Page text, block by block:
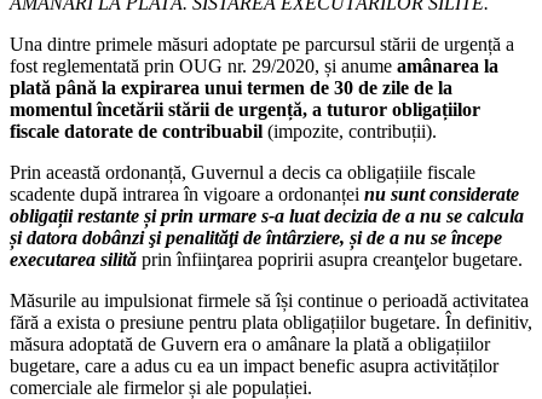
Una dintre primele măsuri adoptate pe parcursul stării de urgență a
fost reglementată prin OUG nr. 29/2020, și anume amânarea la
plată până la expirarea unui termen de 30 de zile de la
momentul încetării stării de urgență, a tuturor obligațiilor
fiscale datorate de contribuabil (impozite, contribuții).
Prin această ordonanță, Guvernul a decis ca obligațiile fiscale
scadente după intrarea în vigoare a ordonanței nu sunt considerate
obligații restante și prin urmare s-a luat decizia de a nu se calcula
și datora dobânzi şi penalităţi de întârziere, și de a nu se începe
executarea silită prin înfiinţarea popririi asupra creanţelor bugetare.
Măsurile au impulsionat firmele să își continue o perioadă activitatea
fără a exista o presiune pentru plata obligațiilor bugetare. În definitiv,
măsura adoptată de Guvern era o amânare la plată a obligațiilor
bugetare, care a adus cu ea un impact benefic asupra activităților
comerciale ale firmelor și ale populației.